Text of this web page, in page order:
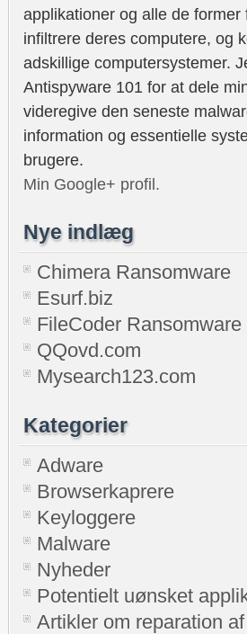
applikationer og alle de former
infiltrere deres computere, og
adskillige computersystemer.
Antispyware 101 for at dele
videregive den seneste
information og essentielle
brugere.
Min Google+ profil.
Nye indlæg
Chimera Ransomware
Esurf.biz
FileCoder Ransomware
QQovd.com
Mysearch123.com
Kategorier
Adware
Browserkaprere
Keyloggere
Malware
Nyheder
Potentielt uønsket
Artikler om reparation